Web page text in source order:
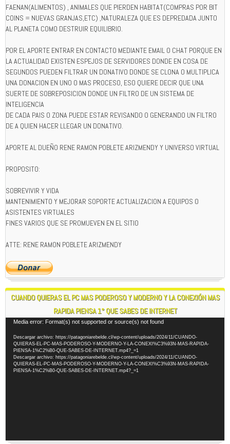
FAENAN(ALIMENTOS) , ANIMALES QUE PIERDEN HABITAT(COMPRAS POR BIT
COINS = NUEVAS GRANJAS,ETC) ,NATURALEZA QUE ES DEPREDADA JUNTO
AL PLANETA COMO DESTRUIR EQUILIBRIO.
POR EL APORTE ENTRAR EN CONTACTO MEDIANTE EMAIL O CHAT PORQUE EN
LA ACTUALIDAD EXISTEN ESPEJOS DE SERVIDORES DONDE EN COSA DE
SEGUNDOS PUEDEN FILTRAR UN DONATIVO DONDE SE CLONA O MULTIPLICA
UNA DONACION EN UNO O MAS PROCESO, ESO QUIERE DECIR QUE UNA
SUERTE DE SOBREPOSICION DONDE UN FILTRO DE UN SISTEMA DE
INTELIGENCIA
DE CADA PAIS O ZONA PUEDE ESTAR REVISANDO O GENERANDO UN FILTRO
DE A QUIEN HACER LLEGAR UN DONATIVO.
APORTE AL DUEÑO RENE RAMON POBLETE ARIZMENDY Y UNIVERSO VIRTUAL
PROPOSITO:
SOBREVIVIR Y VIDA
MANTENIMIENTO Y MEJORAR SOPORTE ACTUALIZACION A EQUIPOS O
ASISTENTES VIRTUALES
FINES VARIOS QUE SE PROMUEVEN EN EL SITIO
ATTE: RENE RAMON POBLETE ARIZMENDY
CUANDO QUIERAS EL PC MAS PODEROSO Y MODERNO Y LA CONEXIÓN MAS
RAPIDA PIENSA 1° QUE SABES DE INTERNET
Reproductor
vídeo
Media error: Format(s) not supported or source(s) not found
Descargar archivo: https://patagoniarebelde.cl/wp-content/uploads/2024/11/CUANDO-
QUIERAS-EL-PC-MAS-PODEROSO-Y-MODERNO-Y-LA-CONEXI%C3%93N-MAS-RAPIDA-
PIENSA-1%C2%B0-QUE-SABES-DE-INTERNET.mp4?_=1
Descargar archivo: https://patagoniarebelde.cl/wp-content/uploads/2024/11/CUANDO-
QUIERAS-EL-PC-MAS-PODEROSO-Y-MODERNO-Y-LA-CONEXI%C3%93N-MAS-RAPIDA-
PIENSA-1%C2%B0-QUE-SABES-DE-INTERNET.mp4?_=1